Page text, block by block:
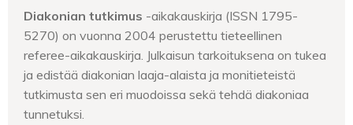
Diakonian tutkimus -aikakauskirja (ISSN 1795-
5270) on vuonna 2004 perustettu tieteellinen
referee-aikakauskirja. Julkaisun tarkoituksena on tukea
ja edistää diakonian laaja-alaista ja monitieteistä
tutkimusta sen eri muodoissa sekä tehdä diakoniaa
tunnetuksi.